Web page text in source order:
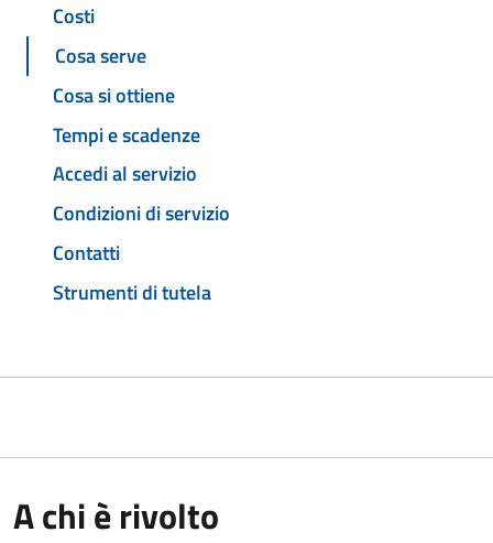
Costi
Cosa serve
Cosa si ottiene
Tempi e scadenze
Accedi al servizio
Condizioni di servizio
Contatti
Strumenti di tutela
A chi è rivolto